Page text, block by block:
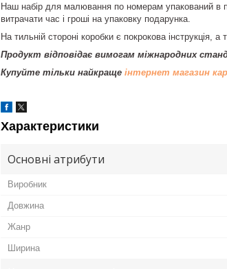
Наш набір для малювання по номерам упакований в
витрачати час і гроші на упаковку подарунка.
На тильній стороні коробки є покрокова інструкція,
Продукт відповідає вимогам міжнародних
Купуйте тільки найкраще інтернет магазин
Характеристики
Основні атрибути
Виробник
Довжина
Жанр
Ширина